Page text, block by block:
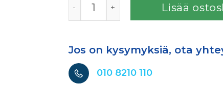
Lisää
Jos on kysymyksiä, ota
010 8210 110